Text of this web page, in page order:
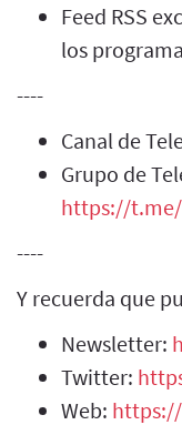
Feed RSS
los
----
Canal de
Grupo de
https://
----
Y recuerda que
Newsletter:
Twitter:
Web: